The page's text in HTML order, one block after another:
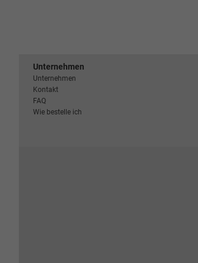
Unternehmen
Unternehmen
Kontakt
FAQ
Wie bestelle ich